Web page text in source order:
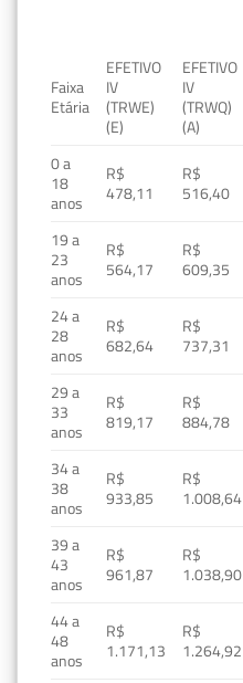
Faixa
Etária
EFETIVO
IV
(TRWE)
(E)
EFETIVO
IV
(TRWQ)
(A)
0 a
18
anos
R$
478,11
R$
516,40
19 a
23
anos
R$
564,17
R$
609,35
24 a
28
anos
R$
682,64
R$
737,31
29 a
33
anos
R$
819,17
R$
884,78
34 a
38
anos
R$
933,85
R$
1.008,64
39 a
43
anos
R$
961,87
R$
1.038,90
44 a
48
anos
R$
1.171,13
R$
1.264,92